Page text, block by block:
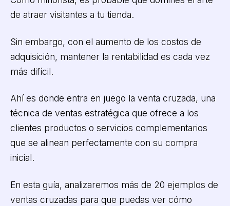
de atraer visitantes a tu tienda.
Sin embargo, con el aumento de los costos de
adquisición, mantener la rentabilidad es cada vez
más difícil.
Ahí es donde entra en juego la venta cruzada, una
técnica de ventas estratégica que ofrece a los
clientes productos o servicios complementarios
que se alinean perfectamente con su compra
inicial.
En esta guía, analizaremos más de 20 ejemplos de
ventas cruzadas para que puedas ver cómo